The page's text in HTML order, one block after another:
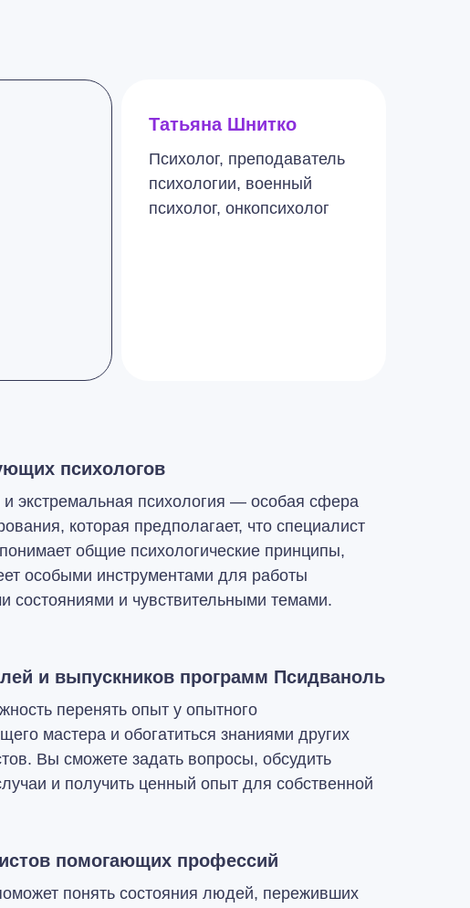
Психолог, преподаватель
психологии, военный
психолог, онкопсихолог
Татьяна Шнитко
психологов
и экстремальная психология — особая сфера
которая предполагает, что специалист
общие психологические принципы,
особыми инструментами для работы
состояниями и чувствительными темами.
и выпускников программ Псидваноль
перенять опыт у опытного
мастера и обогатиться знаниями других
Вы сможете задать вопросы, обсудить
и получить ценный опыт для собственной
понять состояния людей, переживших
помогающих профессий